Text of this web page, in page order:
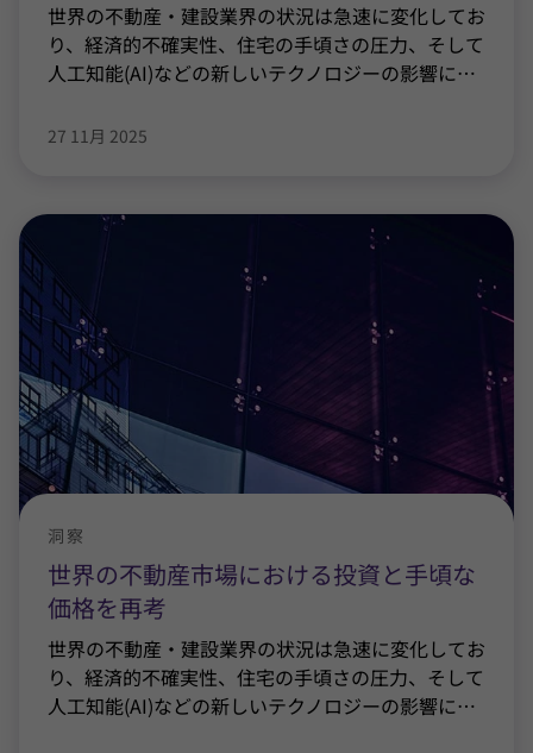
世界の不動産・建設業界の状況は急速に変化してお
り、経済的不確実性、住宅の手頃さの圧力、そして
人工知能(AI)などの新しいテクノロジーの影響に…
27 11月 2025
世界の不動産市場における投資と手頃な
価格を再考
洞察
世界の不動産・建設業界の状況は急速に変化してお
り、経済的不確実性、住宅の手頃さの圧力、そして
人工知能(AI)などの新しいテクノロジーの影響に…